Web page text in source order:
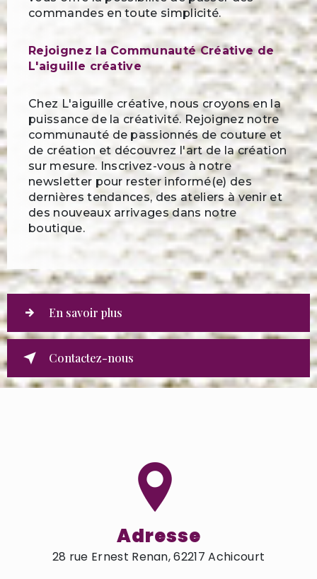
commandes en toute simplicité.
Rejoignez la Communauté Créative de
L'aiguille créative
Chez L'aiguille créative, nous croyons en la
puissance de la créativité. Rejoignez notre
communauté de passionnés de couture et
de création et découvrez l'art de la création
sur mesure. Inscrivez-vous à notre
newsletter pour rester informé(e) des
dernières tendances, des ateliers à venir et
des nouveaux arrivages dans notre
boutique.
En savoir plus
Contactez-nous
Adresse
28 rue Ernest Renan, 62217 Achicourt